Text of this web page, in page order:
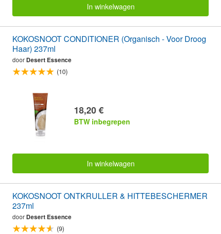
In winkelwagen
KOKOSNOOT CONDITIONER (Organisch - Voor Droog
Haar) 237ml
door Desert Essence
(10)
18,20 €
BTW inbegrepen
In winkelwagen
KOKOSNOOT ONTKRULLER & HITTEBESCHERMER
237ml
door Desert Essence
(9)